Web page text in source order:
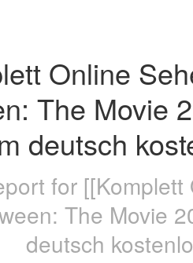
Online
The Movie
deutsch
for [[Komplett
The Movie
deutsch